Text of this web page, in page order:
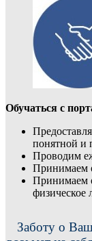
Обучаться с
понятной и
Проводим
Принимаем
Принимаем
физическое
Заботу о